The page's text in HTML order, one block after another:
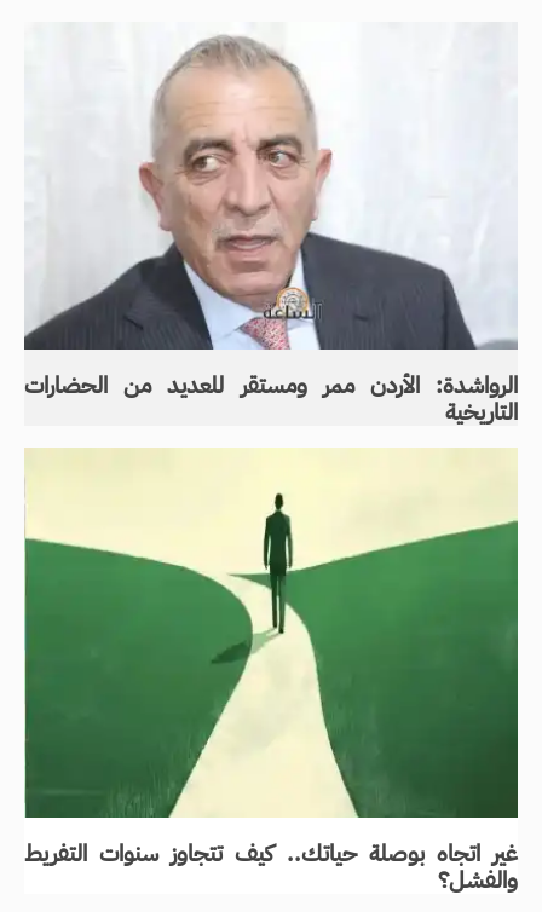
الرواشدة: الأردن ممر ومستقر للعديد من الحضارات
التاريخية
غير اتجاه بوصلة حياتك.. كيف تتجاوز سنوات التفريط
والفشل؟